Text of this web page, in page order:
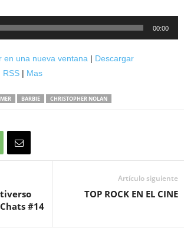
00:00
en una nueva ventana | Descargar
RSS | Mas
BARBIE CHRISTOPHER NOLAN
#14
Artículo siguiente
TOP ROCK EN EL CINE